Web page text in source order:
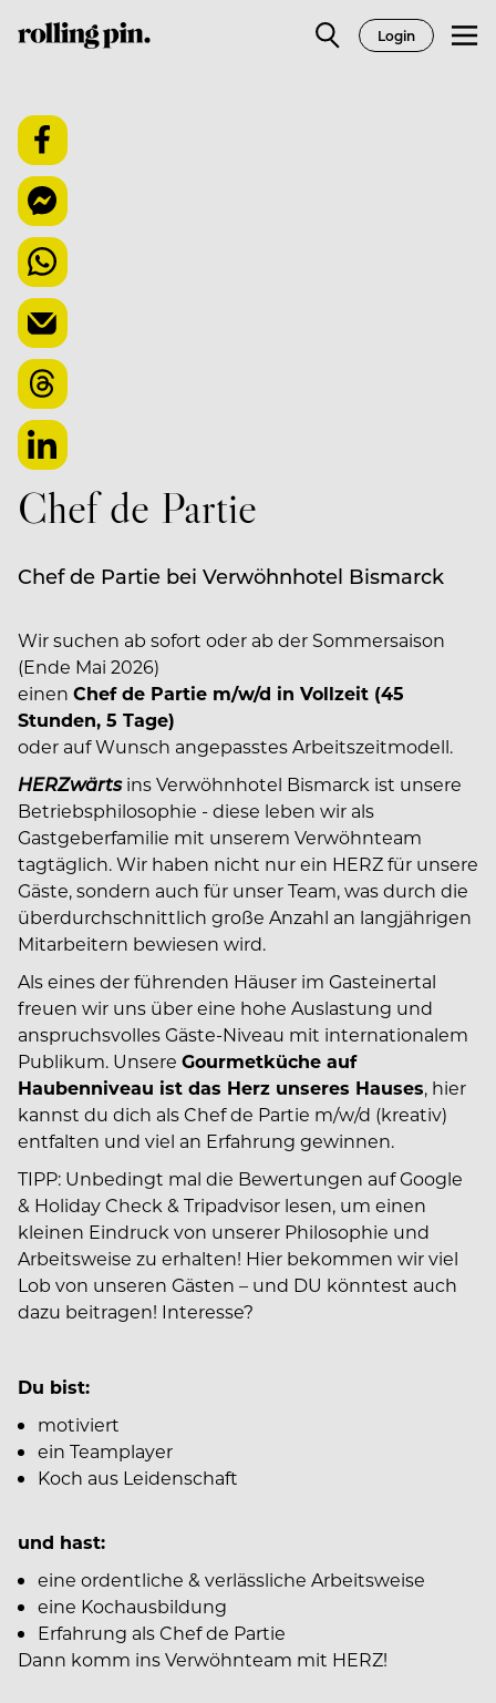
Login
Chef de Partie
Chef de Partie bei Verwöhnhotel Bismarck
Wir suchen ab sofort oder ab der Sommersaison
(Ende Mai 2026)
einen Chef de Partie m/w/d in Vollzeit (45
Stunden, 5 Tage)
oder auf Wunsch angepasstes Arbeitszeitmodell.
HERZwärtsins Verwöhnhotel Bismarck ist unsere
Betriebsphilosophie - diese leben wir als
Gastgeberfamilie mit unserem Verwöhnteam
tagtäglich. Wir haben nicht nur ein HERZ für unsere
Gäste, sondern auch für unser Team, was durch die
überdurchschnittlich große Anzahl an langjährigen
Mitarbeitern bewiesen wird.
Als eines der führenden Häuser im Gasteinertal
freuen wir uns über eine hohe Auslastung und
anspruchsvolles Gäste-Niveau mit internationalem
Publikum. Unsere Gourmetküche auf
Haubenniveau ist das Herz unseres Hauses, hier
kannst du dich als Chef de Partie m/w/d (kreativ)
entfalten und viel an Erfahrung gewinnen.
TIPP: Unbedingt mal die Bewertungen auf Google
& Holiday Check & Tripadvisor lesen, um einen
kleinen Eindruck von unserer Philosophie und
Arbeitsweise zu erhalten! Hier bekommen wir viel
Lob von unseren Gästen – und DU könntest auch
dazu beitragen! Interesse?
Du bist:
motiviert
ein Teamplayer
Koch aus Leidenschaft
und hast:
eine ordentliche & verlässliche Arbeitsweise
eine Kochausbildung
Erfahrung als Chef de Partie
Dann komm ins Verwöhnteam mit HERZ!